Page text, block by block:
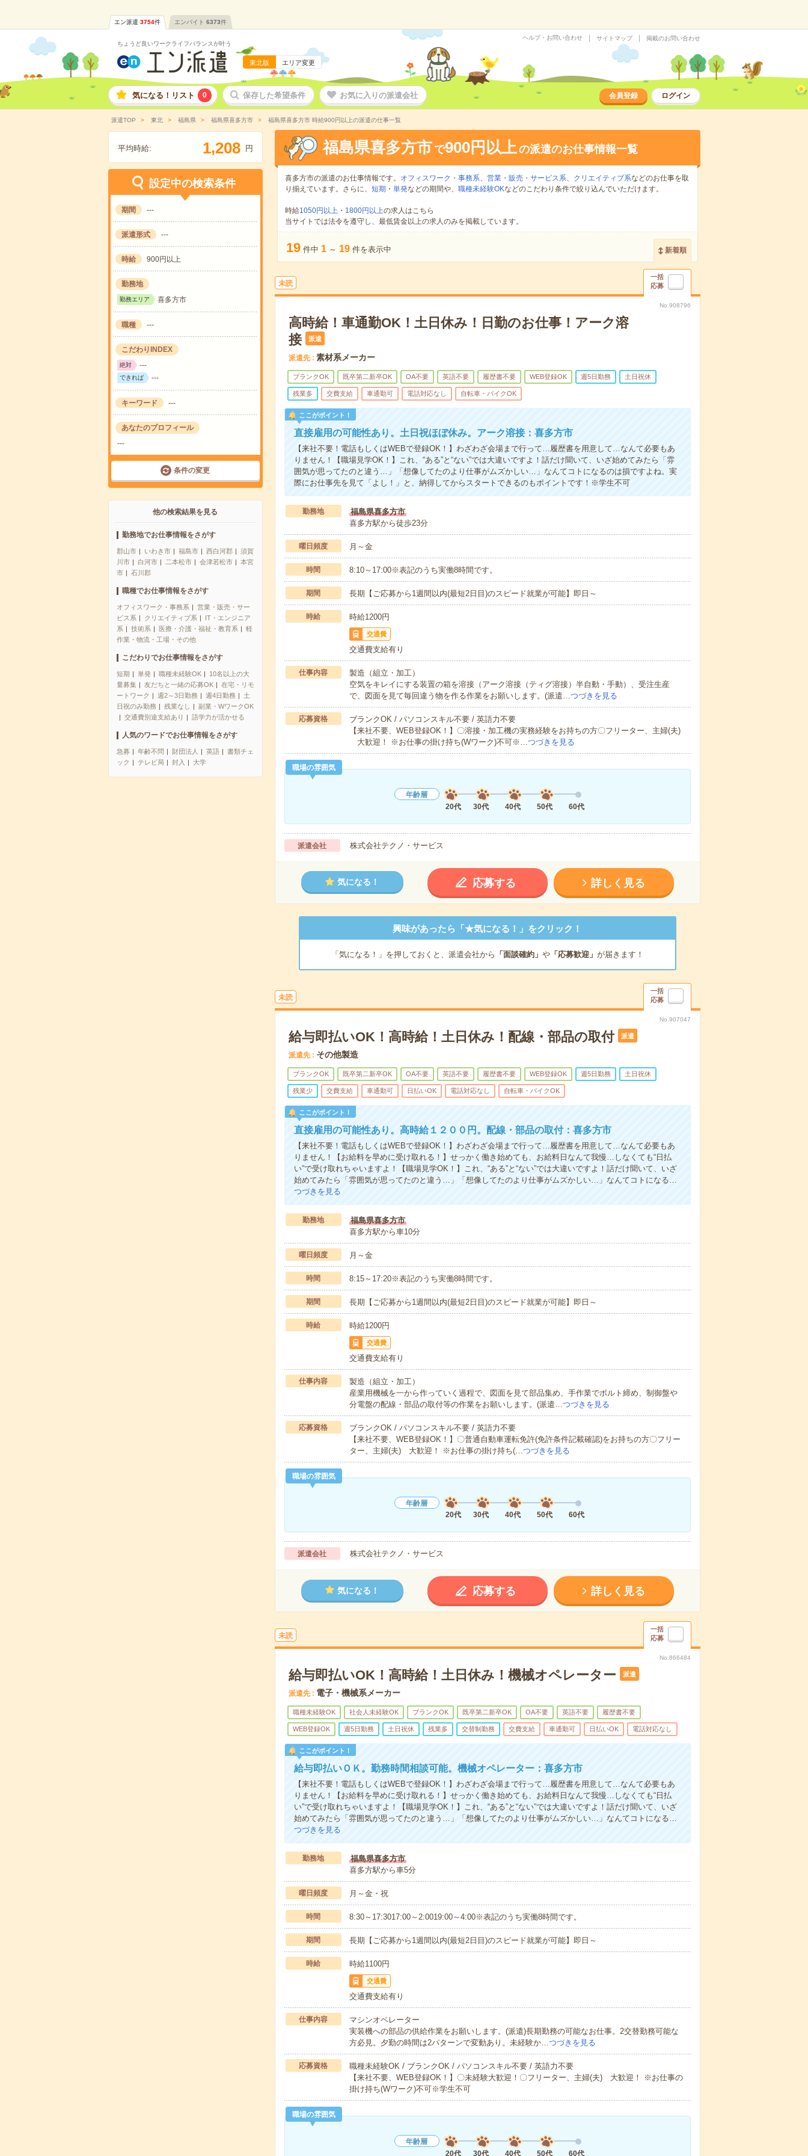
エン派遣 3754件 エンバイト 6373件
ちょうど良いワークライフバランスが叶う
東北版 エリア変更
ヘルプ・お問い合わせ サイトマップ 掲載のお問い合わせ
気になる！リスト 0 保存した希望条件 お気に入りの派遣会社 会員登録 ログイン
派遣TOP 東北 福島県 福島県喜多方市 福島県喜多方市 時給900円以上の派遣の仕事一覧
平均時給: 1,208 円
設定中の検索条件
期間 ---
派遣形式 ---
時給 900円以上
勤務地
勤務エリア 喜多方市
職種 ---
こだわりINDEX
絶対 ---
できれば ---
キーワード ---
あなたのプロフィール
---
条件の変更
他の検索結果を見る
勤務地でお仕事情報をさがす
郡山市 いわき市 福島市 西白河郡
須賀
川市
白河市 二本松市 会津若松市
本宮
市
石川郡
職種でお仕事情報をさがす
オフィスワーク・事務系
営業・販売・サー
ビス系
クリエイティブ系
IT・エンジニア
系
技術系 医療・介護・福祉・教育系
軽
作業・物流・工場・その他
こだわりでお仕事情報をさがす
短期 単発 職種未経験OK
10名以上の大
量募集
友だちと一緒の応募OK
在宅・リモ
ートワーク
週2～3日勤務 週4日勤務
土
日祝のみ勤務
残業なし
副業・WワークOK
交通費別途支給あり
語学力が活かせる
人気のワードでお仕事情報をさがす
急募 年齢不問 財団法人 英語
書類チェ
ック
テレビ局 封入 大学
福島県喜多方市 で900円以上の派遣のお仕事情報一覧
喜多方市の派遣のお仕事情報です。 オフィスワーク・事務系、 営業・販売・サービス系、 クリエイティブ系などのお仕事を取
り揃えています。さらに、 短期 ・ 単発などの期間や、 職種未経験OKなどのこだわり条件で絞り込んでいただけます。
時給1050円以上・ 1800円以上の求人はこちら
当サイトでは法令を遵守し、最低賃金以上の求人のみを掲載しています。
19 件中 1 ～ 19 件を表示中 新着順
未読
一括
応募
No.908796
高時給！車通勤OK！土日休み！日勤のお仕事！アーク溶
接
派遣
派遣先 素材系メーカー
ブランクOK 既卒第二新卒OK OA不要 英語不要 履歴書不要 WEB登録OK 週5日勤務 土日祝休
残業多 交費支給 車通勤可 電話対応なし 自転車・バイクOK
ここがポイント！
直接雇用の可能性あり。土日祝ほぼ休み。アーク溶接：喜多方市
【来社不要！電話もしくはWEBで登録OK！】わざわざ会場まで行って…履歴書を用意して…なんて必要もあ
りません！【職場見学OK！】これ、“ある”と“ない”では大違いですよ！話だけ聞いて、いざ始めてみたら「雰
囲気が思ってたのと違う…」「想像してたのより仕事がムズかしい…」なんてコトになるのは損ですよね。実
際にお仕事先を見て「よし！」と、納得してからスタートできるのもポイントです！※学生不可
勤務地
福島県喜多方市
喜多方駅から徒歩23分
曜日頻度 月～金
時間 8:10～17:00※表記のうち実働8時間です。
期間 長期【ご応募から1週間以内(最短2日目)のスピード就業が可能】即日～
時給 時給1200円
交通費
交通費支給有り
仕事内容
製造（組立・加工）
空気をキレイにする装置の箱を溶接（アーク溶接（ティグ溶接）半自動・手動）、受注生産
で、図面を見て毎回違う物を作る作業をお願いします。(派遣…つづきを見る
応募資格
ブランクOK / パソコンスキル不要 / 英語力不要
【来社不要、WEB登録OK！】〇溶接・加工機の実務経験をお持ちの方〇フリーター、主婦(夫)
大歓迎！ ※お仕事の掛け持ち(Wワーク)不可※…つづきを見る
職場の雰囲気
年齢層
20代
30代 40代 50代 60代
派遣会社 株式会社テクノ・サービス
気になる！ 応募する 詳しく見る
興味があったら「★気になる！」をクリック！
「気になる！」を押しておくと、派遣会社から 「面談確約」 や「応募歓迎」 が届きます！
未読
一括
応募
No.907047
給与即払いOK！高時給！土日休み！配線・部品の取付 派遣
派遣先 その他製造
ブランクOK 既卒第二新卒OK OA不要 英語不要 履歴書不要 WEB登録OK 週5日勤務 土日祝休
残業少 交費支給 車通勤可 日払いOK 電話対応なし 自転車・バイクOK
ここがポイント！
直接雇用の可能性あり。高時給１２００円。配線・部品の取付：喜多方市
【来社不要！電話もしくはWEBで登録OK！】わざわざ会場まで行って…履歴書を用意して…なんて必要もあ
りません！【お給料を早めに受け取れる！】せっかく働き始めても、お給料日なんて我慢…しなくても“日払
い”で受け取れちゃいますよ！【職場見学OK！】これ、“ある”と“ない”では大違いですよ！話だけ聞いて、いざ
始めてみたら「雰囲気が思ってたのと違う…」「想像してたのより仕事がムズかしい…」なんてコトになる…
つづきを見る
勤務地
福島県喜多方市
喜多方駅から車10分
曜日頻度 月～金
時間 8:15～17:20※表記のうち実働8時間です。
期間 長期【ご応募から1週間以内(最短2日目)のスピード就業が可能】即日～
時給 時給1200円
交通費
交通費支給有り
仕事内容
製造（組立・加工）
産業用機械を一から作っていく過程で、図面を見て部品集め、手作業でボルト締め、制御盤や
分電盤の配線・部品の取付等の作業をお願いします。(派遣… つづきを見る
応募資格
ブランクOK / パソコンスキル不要 / 英語力不要
【来社不要、WEB登録OK！】〇普通自動車運転免許(免許条件記載確認)をお持ちの方〇フリー
ター、主婦(夫) 大歓迎！ ※お仕事の掛け持ち(… つづきを見る
職場の雰囲気
年齢層
20代
30代 40代 50代 60代
派遣会社 株式会社テクノ・サービス
気になる！ 応募する 詳しく見る
未読
一括
応募
No.866484
給与即払いOK！高時給！土日休み！機械オペレーター 派遣
派遣先 電子・機械系メーカー
職種未経験OK 社会人未経験OK ブランクOK 既卒第二新卒OK OA不要 英語不要 履歴書不要
WEB登録OK 週5日勤務 土日祝休 残業多 交替制勤務 交費支給 車通勤可 日払いOK 電話対応なし
ここがポイント！
給与即払いＯＫ。勤務時間相談可能。機械オペレーター：喜多方市
【来社不要！電話もしくはWEBで登録OK！】わざわざ会場まで行って…履歴書を用意して…なんて必要もあ
りません！【お給料を早めに受け取れる！】せっかく働き始めても、お給料日なんて我慢…しなくても“日払
い”で受け取れちゃいますよ！【職場見学OK！】これ、“ある”と“ない”では大違いですよ！話だけ聞いて、いざ
始めてみたら「雰囲気が思ってたのと違う…」「想像してたのより仕事がムズかしい…」なんてコトになる…
つづきを見る
勤務地
福島県喜多方市
喜多方駅から車5分
曜日頻度 月～金・祝
時間 8:30～17:3017:00～2:0019:00～4:00※表記のうち実働8時間です。
期間 長期【ご応募から1週間以内(最短2日目)のスピード就業が可能】即日～
時給 時給1100円
交通費
交通費支給有り
仕事内容
マシンオペレーター
実装機への部品の供給作業をお願いします。(派遣)長期勤務の可能なお仕事。2交替勤務可能な
方必見。夕勤の時間は2パターンで変動あり。未経験か…つづきを見る
応募資格
職種未経験OK / ブランクOK / パソコンスキル不要 / 英語力不要
【来社不要、WEB登録OK！】〇未経験大歓迎！〇フリーター、主婦(夫) 大歓迎！ ※お仕事の
掛け持ち(Wワーク)不可※学生不可
職場の雰囲気
年齢層
20代
30代 40代 50代 60代